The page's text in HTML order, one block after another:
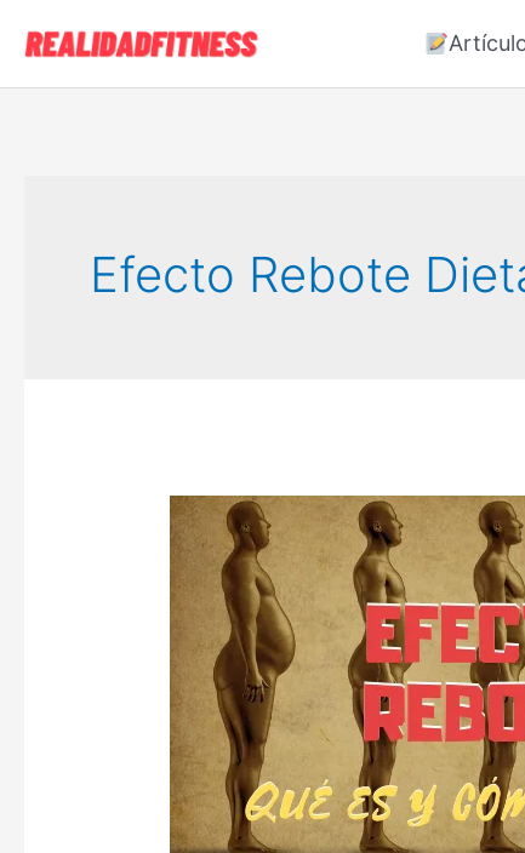
contenido
Efecto Rebote